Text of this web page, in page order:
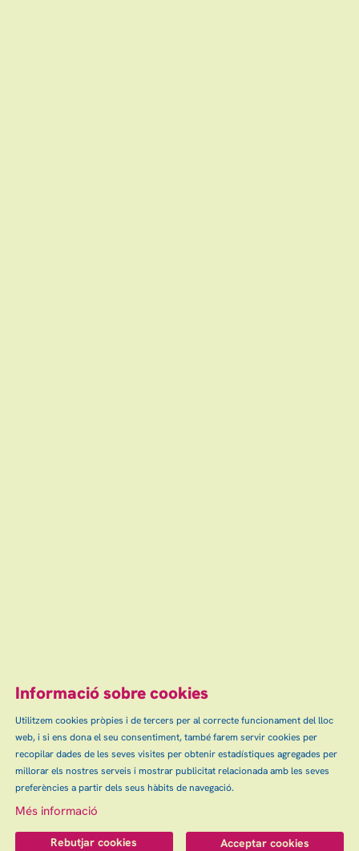
Informació sobre cookies
Utilitzem cookies pròpies i de tercers per al correcte funcionament del lloc
web, i si ens dona el seu consentiment, també farem servir cookies per
recopilar dades de les seves visites per obtenir estadístiques agregades per
millorar els nostres serveis i mostrar publicitat relacionada amb les seves
preferències a partir dels seus hàbits de navegació.
Més informació
Acceptar cookies
Rebutjar cookies